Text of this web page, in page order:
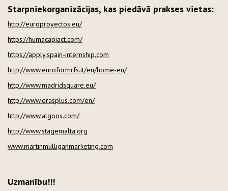
Starpniekorganizācijas, kas piedāvā prakses vietas:
http://europroyectos.eu/
https://humacapiact.com/
https://apply.spain-internship.com
http://www.euroformrfs.it/en/home-en/
http://www.madridsquare.eu/
http://www.erasplus.com/en/
http://www.algoos.com/
http://www.stagemalta.org
www.martinmulliganmarketing.com
Uzmanību!!!